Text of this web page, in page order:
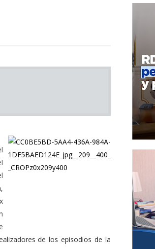
de los episodios de la